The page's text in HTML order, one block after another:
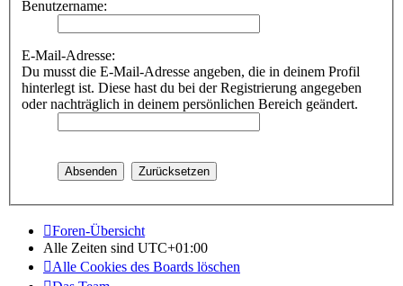
Benutzername:
E-Mail-Adresse:
Du musst die E-Mail-Adresse angeben, die in deinem Profil
hinterlegt ist. Diese hast du bei der Registrierung angegeben
oder nachträglich in deinem persönlichen Bereich geändert.
Foren-Übersicht
Alle Zeiten sind UTC+01:00
Alle Cookies des Boards löschen